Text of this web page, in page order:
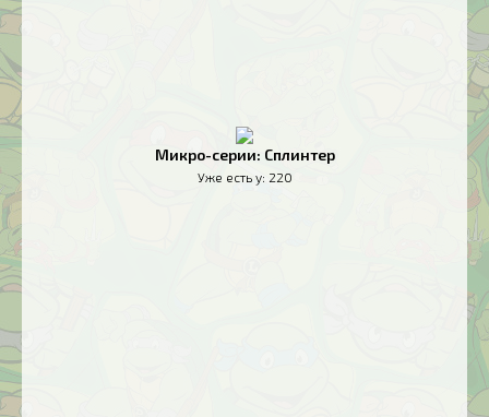
Микро-серии: Сплинтер
Уже есть у: 220